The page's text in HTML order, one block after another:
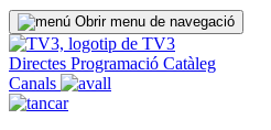
Obrir menu de navegació
Directes Programació Catàleg
Canals